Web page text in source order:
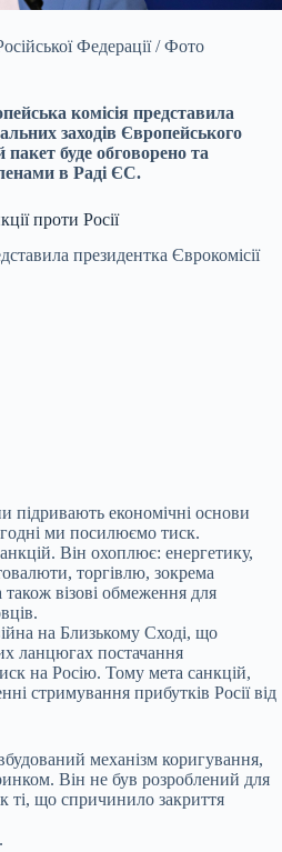
Федерації / Фото
комісія представила
заходів Європейського
буде обговорено та
в Раді ЄС.
проти Росії
президентка Єврокомісії
підривають економічні основи
ми посилюємо тиск.
Він охоплює: енергетику,
торгівлю, зокрема
візові обмеження для
на Близькому Сході, що
ланцюгах постачання
на Росію. Тому мета санкцій,
стримування прибутків Росії від
механізм коригування,
Він не був розроблений для
ті, що спричинило закриття